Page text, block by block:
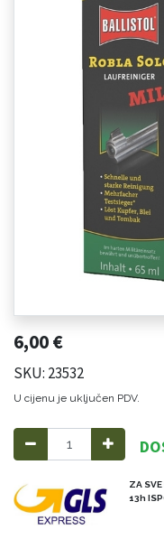
6,00€
SKU: 23532
U cijenu je uključen PDV.
ZA
13h